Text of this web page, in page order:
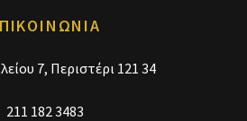
7, Περιστέρι 121 34
211 182 3483